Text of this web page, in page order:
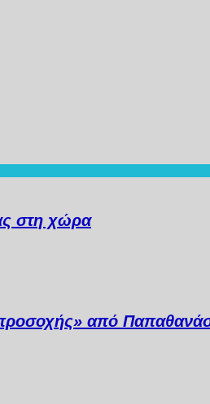
στη χώρα
από